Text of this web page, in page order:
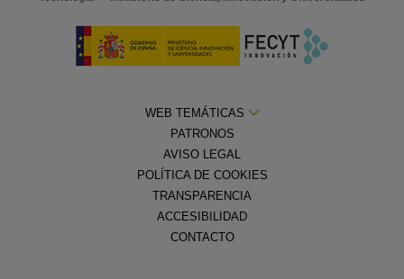
WEB TEMÁTICAS
PATRONOS
AVISO LEGAL
POLÍTICA DE COOKIES
TRANSPARENCIA
ACCESIBILIDAD
CONTACTO